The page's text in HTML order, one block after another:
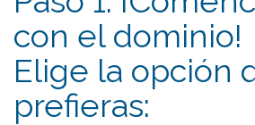
con el dominio!
Elige la opción
prefieras: